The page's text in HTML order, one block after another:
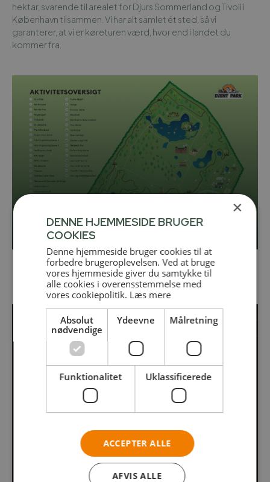
hektar, svarende til arealet for Djurs Sommerland og Tivoli i
København tilsammen. Vi har alt samlet ét sted, så vi
garanterer, at vi er køreturen værd, hvor end i landet du
kommer fra.
Se kort over parken
Opdag, hvad parken kan tilbyde
Læs mere
×
DENNE HJEMMESIDE BRUGER
COOKIES
Denne hjemmeside bruger cookies til at
forbedre brugeroplevelsen. Ved at bruge
vores hjemmeside giver du samtykke til
alle cookies i overensstemmelse med
vores cookiepolitik. Læs mere
Absolut
nødvendige
Ydeevne Målretning
Funktionalitet Uklassificerede
ACCEPTER ALLE
AFVIS ALLE